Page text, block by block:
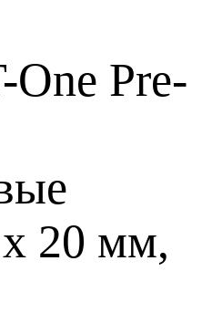
One Pre-
20 мм,